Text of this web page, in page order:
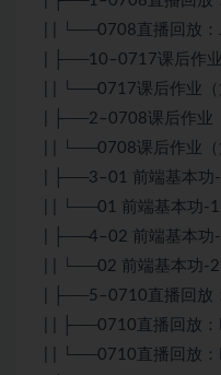
| | └──0708直播回放
| ├──10–0717课后作业
| | └──0717课后作业
| ├──2–0708课后作业
| | └──0708课后作业
| ├──3–01 前端基本功
| | └──01 前端基本功-
| ├──4–02 前端基本功
| | └──02 前端基本功-
| ├──5–0710直播回放
| | ├──0710直播回放
| | └──0710直播回放